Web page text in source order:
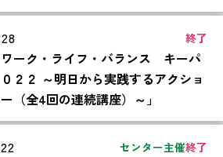
終了
ワーク・ライフ・バランス キーパ
２２ ～明日から実践するアクショ
（全4回の連続講座）～」
センター主催終了